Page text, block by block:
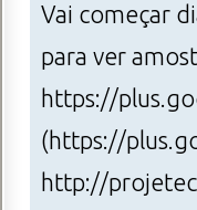
Vai começar
para ver
https://
(https://
http://